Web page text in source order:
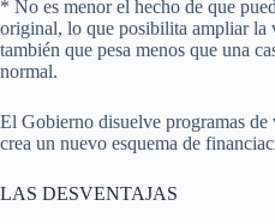
* No es menor el hecho de que
original, lo que posibilita ampliar la
también que pesa menos que una
normal.
El Gobierno disuelve programas
crea un nuevo esquema de
LAS DESVENTAJAS